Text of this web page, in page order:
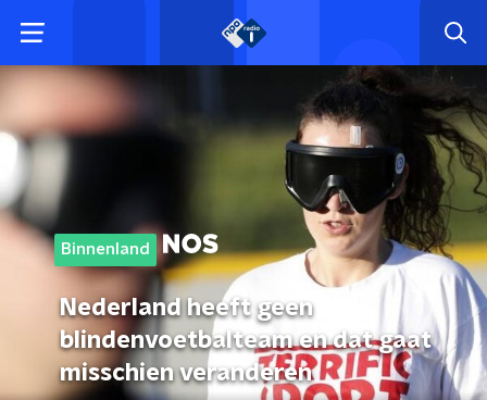
Binnenland
Nederland heeft geen
blindenvoetbalteam en dat gaat
misschien veranderen